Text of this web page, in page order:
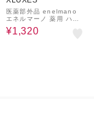
医薬部外品 enelmano
エネルマーノ 薬用 ハン
ド トリートメント クリ
ーム MD 90g 弱酸性
¥1,320